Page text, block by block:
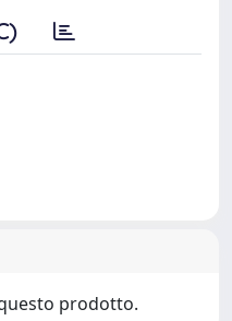
prodotto.